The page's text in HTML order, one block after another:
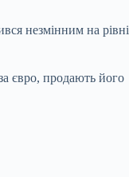
незмінним на рівні
євро, продають його